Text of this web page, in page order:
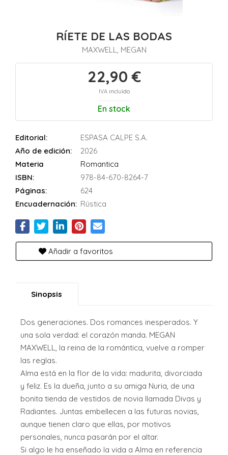
RÍETE DE LAS BODAS
MAXWELL, MEGAN
22,90 €
IVA incluido
En stock
Editorial:
ESPASA CALPE S.A.
Año de edición:
2026
Materia
Romantica
ISBN:
978-84-670-8264-7
Páginas:
624
Encuadernación: Rústica
Añadir a favoritos
Sinopsis
Dos generaciones. Dos romances inesperados. Y
una sola verdad: el corazón manda. MEGAN
MAXWELL, la reina de la romántica, vuelve a romper
las reglas.
Alma está en la flor de la vida: madurita, divorciada
y feliz. Es la dueña, junto a su amiga Nuria, de una
bonita tienda de vestidos de novia llamada Divas y
Radiantes. Juntas embellecen a las futuras novias,
aunque tienen claro que ellas, por motivos
personales, nunca pasarán por el altar.
Si algo le ha enseñado la vida a Alma en referencia